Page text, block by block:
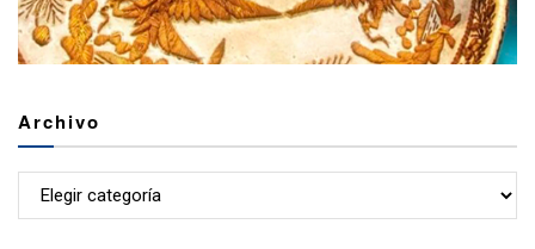
Archivo
Archivo